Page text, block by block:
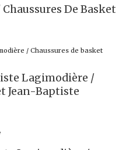
De Basket
Lagimodière /
Jean-Baptiste